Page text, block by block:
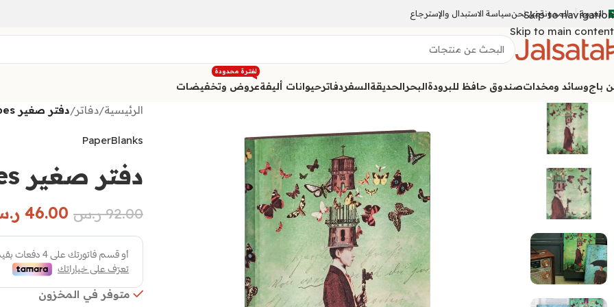
Skip to navigation
Skip to main content
العربية المدونةمن نحنسياسة الاستبدال والإسترجاع
باجوسائد ومخداتصندوق حافظ للبرودةالبحرالحديقةالسفردفاترحيوانات أليفةعروض وتخفيضات
لفترة محدودة
الرئيسية/دفاتر/دفتر صغير Dreamscapes ” مخطط “
PaperBlanks
دفتر صغير Dreamscapes ” مخطط “
92.00 ر.س 46.00
متوفر في المخزون